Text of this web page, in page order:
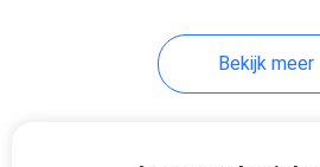
Bekijk meer